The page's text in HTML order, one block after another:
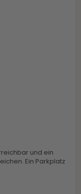
und ein
Ein Parkplatz